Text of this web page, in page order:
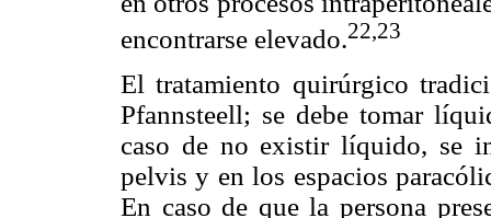
encontrarse elevado.22,23
El tratamiento quirúrgico
Pfannsteell; se debe tomar
caso de no existir líquido, se
pelvis y en los espacios
En caso de que la persona